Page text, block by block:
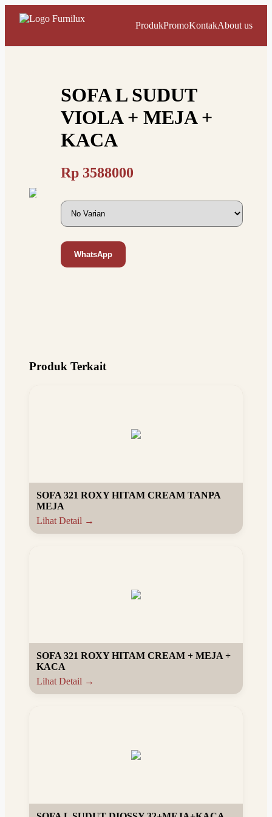
ProdukPromoKontakAbout us
SOFA L SUDUT
VIOLA + MEJA +
KACA
Rp 3588000
WhatsApp
Produk Terkait
SOFA 321 ROXY HITAM CREAM TANPA
MEJA
Lihat Detail →
SOFA 321 ROXY HITAM CREAM + MEJA +
KACA
Lihat Detail →